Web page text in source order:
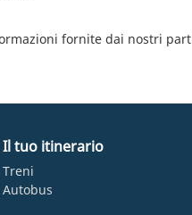
fornite dai nostri
Il tuo itinerario
Treni
Autobus